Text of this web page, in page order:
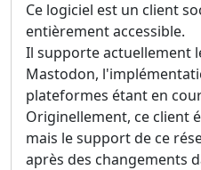
Ce logiciel est un client
entièrement accessible.
Il supporte actuellement
Mastodon,
plateformes étant en
Originellement, ce client
mais le support de ce
après des changements